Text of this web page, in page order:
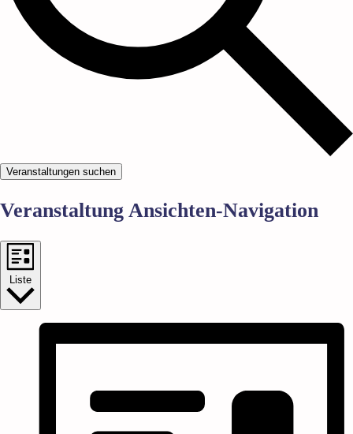
Veranstaltungen suchen
Veranstaltung Ansichten-Navigation
Liste